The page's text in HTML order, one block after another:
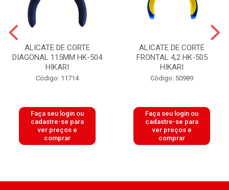
ALICATE DE CORTE
DIAGONAL 115MM HK-504
HIKARI
Código: 11714
Faça seu login ou
cadastre-se para
ver preços e
comprar
ALICATE DE CORTE
FRONTAL 4,2 HK-505
HIKARI
Código: 50989
Faça seu login ou
cadastre-se para
ver preços e
comprar